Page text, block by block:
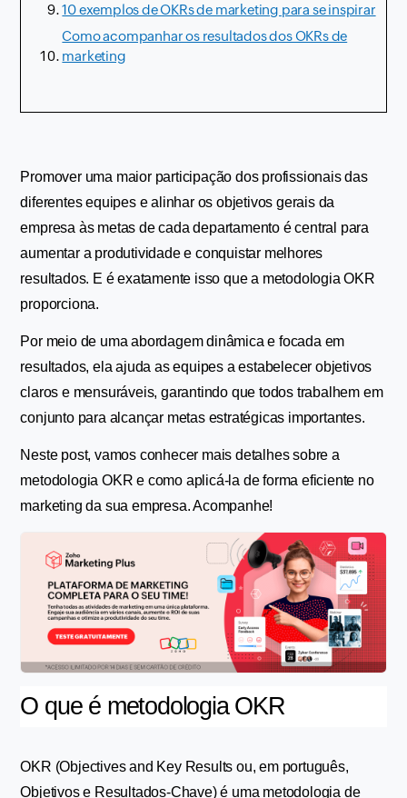
10 exemplos de OKRs de marketing para se inspirar
Como acompanhar os resultados dos OKRs de
marketing
Promover uma maior participação dos profissionais das
diferentes equipes e alinhar os objetivos gerais da
empresa às metas de cada departamento é central para
aumentar a produtividade e conquistar melhores
resultados. E é exatamente isso que a metodologia OKR
proporciona.
Por meio de uma abordagem dinâmica e focada em
resultados, ela ajuda as equipes a estabelecer objetivos
claros e mensuráveis, garantindo que todos trabalhem em
conjunto para alcançar metas estratégicas importantes.
Neste post, vamos conhecer mais detalhes sobre a
metodologia OKR e como aplicá-la de forma eficiente no
marketing da sua empresa. Acompanhe!
O que é metodologia OKR
OKR (Objectives and Key Results ou, em português,
Objetivos e Resultados-Chave) é uma metodologia de